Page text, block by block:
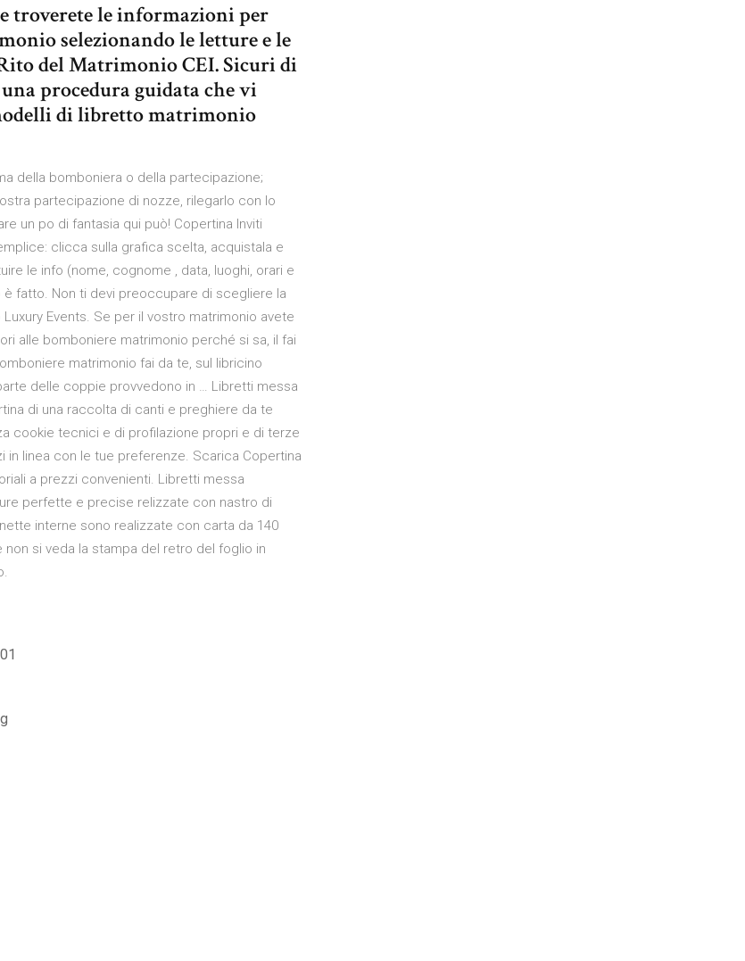
troverete le informazioni per
selezionando le letture e le
del Matrimonio CEI. Sicuri di
procedura guidata che vi
di libretto matrimonio
della bomboniera o della partecipazione;
partecipazione di nozze, rilegarlo con lo
un po di fantasia qui può! Copertina Inviti
clicca sulla grafica scelta, acquistala e
le info (nome, cognome , data, luoghi, orari e
fatto. Non ti devi preoccupare di scegliere la
Events. Se per il vostro matrimonio avete
alle bomboniere matrimonio perché si sa, il fai
matrimonio fai da te, sul libricino
delle coppie provvedono in … Libretti messa
di una raccolta di canti e preghiere da te
cookie tecnici e di profilazione propri e di terze
in linea con le tue preferenze. Scarica Copertina
a prezzi convenienti. Libretti messa
perfette e precise relizzate con nastro di
interne sono realizzate con carta da 140
si veda la stampa del retro del foglio in